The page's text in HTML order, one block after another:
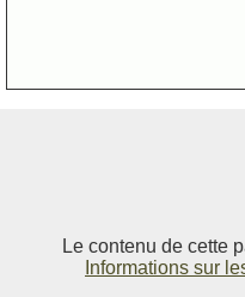
Le contenu de cette
Informations sur